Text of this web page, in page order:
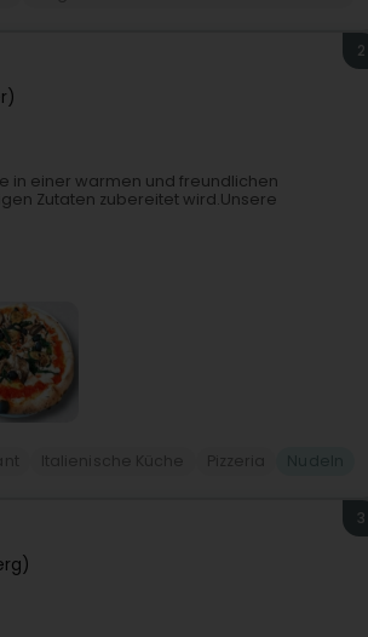
2
in einer warmen und freundlichen
Zutaten zubereitet wird.Unsere
3